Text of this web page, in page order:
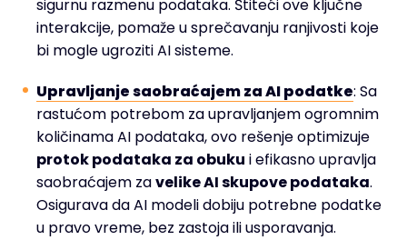
sigurnu razmenu podataka. Štiteći ove ključne
interakcije, pomaže u sprečavanju ranjivosti koje
bi mogle ugroziti AI sisteme.
Upravljanje saobraćajem za AI podatke: Sa
rastućom potrebom za upravljanjem ogromnim
količinama AI podataka, ovo rešenje optimizuje
protok podataka za obuku i efikasno upravlja
saobraćajem zavelike AI skupove podataka.
Osigurava da AI modeli dobiju potrebne podatke
u pravo vreme, bez zastoja ili usporavanja.